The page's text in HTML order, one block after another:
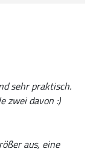
sehr praktisch.
zwei davon :)
aus, eine